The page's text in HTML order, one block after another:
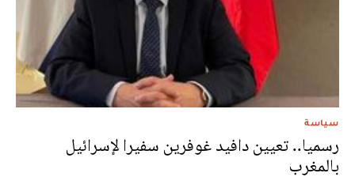
سياسة
رسميا.. تعيين دافيد غوفرين سفيرا لإسرائيل
بالمغرب